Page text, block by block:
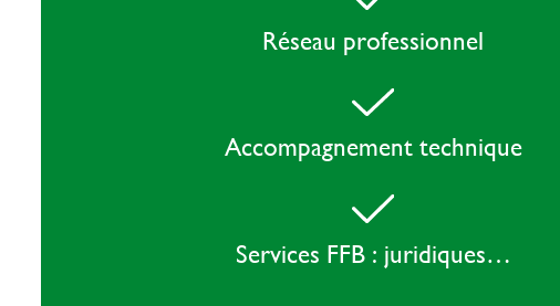
Réseau professionnel
Accompagnement technique
Services FFB : juridiques…